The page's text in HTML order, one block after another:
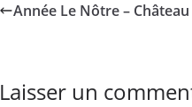
Année Le Nôtre –
Laisser un